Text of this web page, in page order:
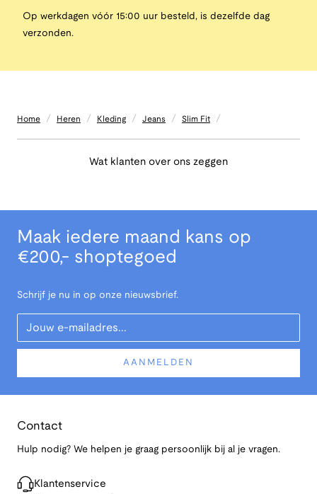
Op werkdagen vóór 15:00 uur besteld, is dezelfde dag
verzonden.
Home / Heren / Kleding / Jeans / Slim Fit /
Wat klanten over ons zeggen
Maak iedere maand kans op
€200,- shoptegoed
Schrijf je nu in op onze nieuwsbrief.
Your Email
AANMELDEN
Contact
Hulp nodig? We helpen je graag persoonlijk bij al je vragen.
Klantenservice